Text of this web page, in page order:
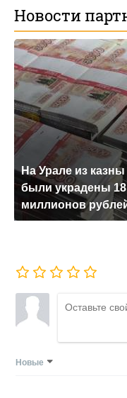
Новости
На Урале из казны
были украдены 18
миллионов
Новые